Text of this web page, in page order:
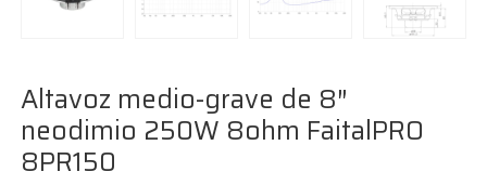
Altavoz medio-grave de 8″
neodimio 250W 8ohm FaitalPRO
8PR150